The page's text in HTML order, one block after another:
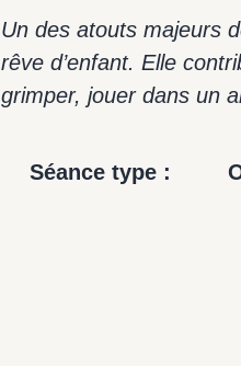
Village de hamacs et
Un des atouts majeurs
rêve d’enfant. Elle
grimper, jouer dans un
Séance type :